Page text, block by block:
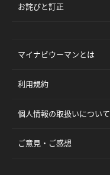
お詫びと訂正
マイナビウーマンとは
利用規約
個人情報の取扱いについて
ご意見・ご感想